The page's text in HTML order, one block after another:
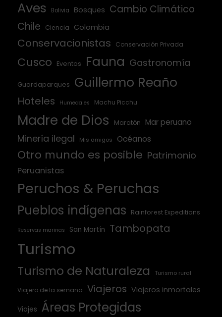
Aves Bolivia Bosques Cambio Climático
Chile
Ciencia Colombia
Conservacionistas Conservación Privada
Cusco Eventos Fauna Gastronomía
Guardaparques Guillermo Reaño
Hoteles Humedales Machu Picchu
Madre de Dios Maratón Mar peruano
Minería ilegal Mis amigos Océanos
Otro mundo es posible Patrimonio
Peruanistas
Peruchos & Peruchas
Pueblos indígenas Rainforest Expeditions
Reservas marinas San Martín Tambopata
Turismo
Turismo de Naturaleza Turismo rural
Viajero de la semana Viajeros Viajeros inmortales
Viajes Áreas Protegidas